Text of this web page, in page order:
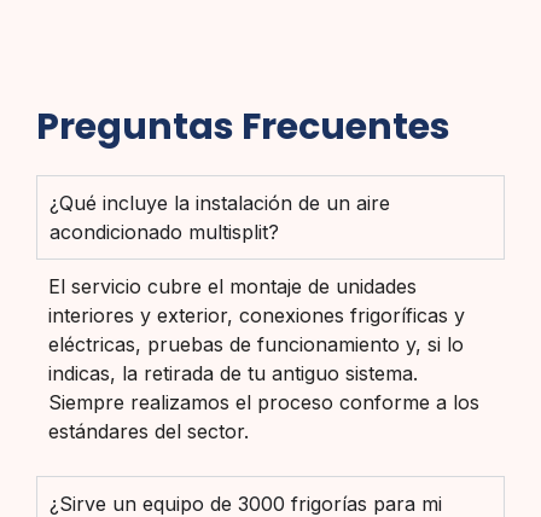
Preguntas Frecuentes
¿Qué incluye la instalación de un aire
acondicionado multisplit?
El servicio cubre el montaje de unidades
interiores y exterior, conexiones frigoríficas y
eléctricas, pruebas de funcionamiento y, si lo
indicas, la retirada de tu antiguo sistema.
Siempre realizamos el proceso conforme a los
estándares del sector.
¿Sirve un equipo de 3000 frigorías para mi